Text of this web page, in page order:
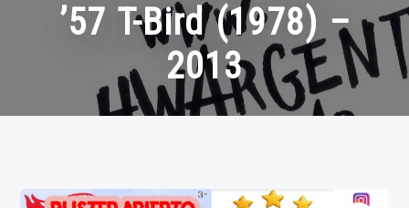
’57 T-Bird (1978) –
2013